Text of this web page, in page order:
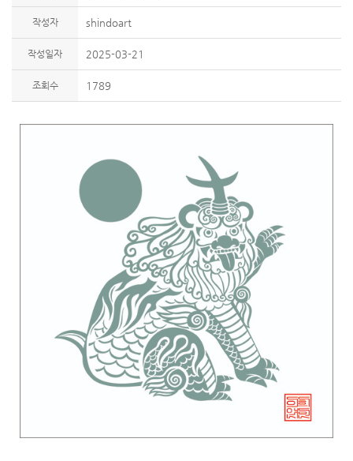
작성자 shindoart
작성일자 2025-03-21
조회수 1789